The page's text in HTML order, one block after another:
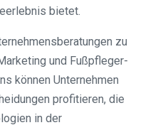
bietet.
zu
und Fußpfleger-
können Unternehmen
profitieren, die
in der